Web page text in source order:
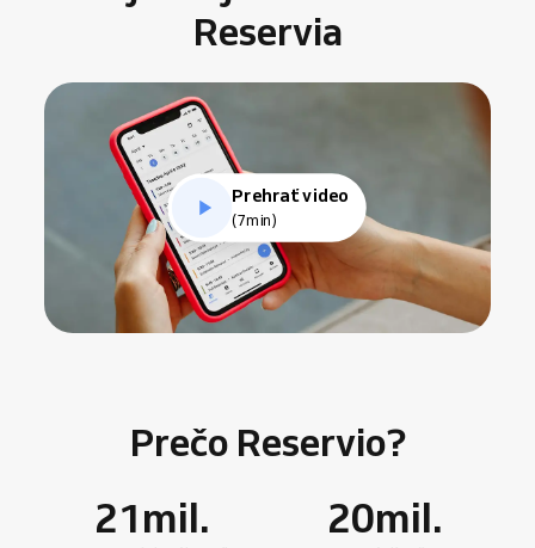
Reservia
Prehrať video
(7min)
Prečo Reservio?
21mil. 20mil.